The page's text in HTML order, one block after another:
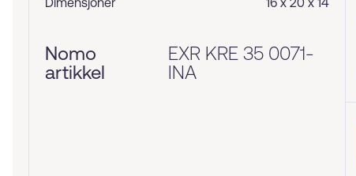
Nomo
artikkel
EXR KRE 35 0071-
INA